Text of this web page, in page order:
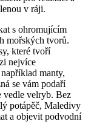
v ráji.
⁤s⁢ ohromujícím
mořských tvorů.
které tvoří
nejvíce
manty,
se vám podaří
vedle velryb. Bez
potápěč, Maledivy
a objevit ⁢podvodní